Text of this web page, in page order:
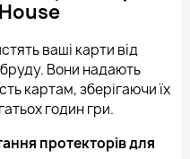
ваші карти від
Вони надають
картам, зберігаючи їх
годин гри.
протекторів для